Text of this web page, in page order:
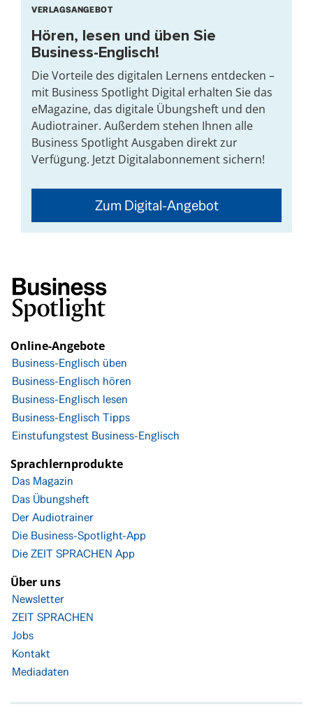
VERLAGSANGEBOT
Hören, lesen und üben Sie
Business-Englisch!
Die Vorteile des digitalen Lernens entdecken –
mit Business Spotlight Digital erhalten Sie das
eMagazine, das digitale Übungsheft und den
Audiotrainer. Außerdem stehen Ihnen alle
Business Spotlight Ausgaben direkt zur
Verfügung. Jetzt Digitalabonnement sichern!
Zum Digital-Angebot
Online-Angebote
Business-Englisch üben
Business-Englisch hören
Business-Englisch lesen
Business-Englisch Tipps
Einstufungstest Business-Englisch
Sprachlernprodukte
Das Magazin
Das Übungsheft
Der Audiotrainer
Die Business-Spotlight-App
Die ZEIT SPRACHEN App
Über uns
Newsletter
ZEIT SPRACHEN
Jobs
Kontakt
Mediadaten